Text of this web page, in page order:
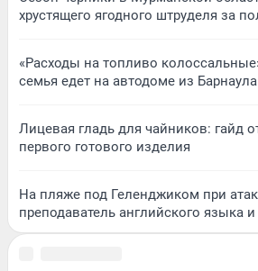
хрустящего ягодного штруделя за
«Расходы на топливо
семья едет на автодоме из
Лицевая гладь для чайников: гайд
первого готового изделия
На пляже под Геленджиком при
преподаватель английского языка